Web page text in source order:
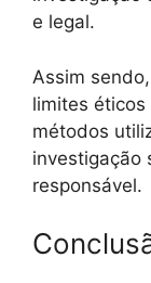
e legal.
Assim
limites
métodos
investigação
responsável.